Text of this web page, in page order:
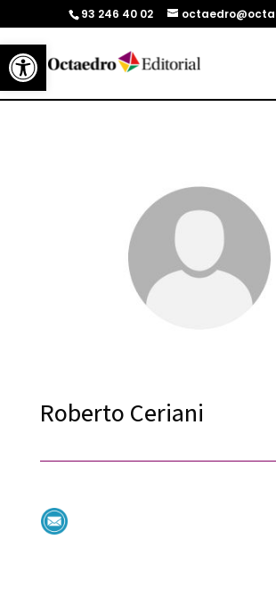
Abrir barra de herramientas
93 246 40 02
Roberto Ceriani